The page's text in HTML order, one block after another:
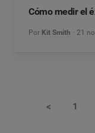
Cómo medir el
Por Kit Smith 21
< 1